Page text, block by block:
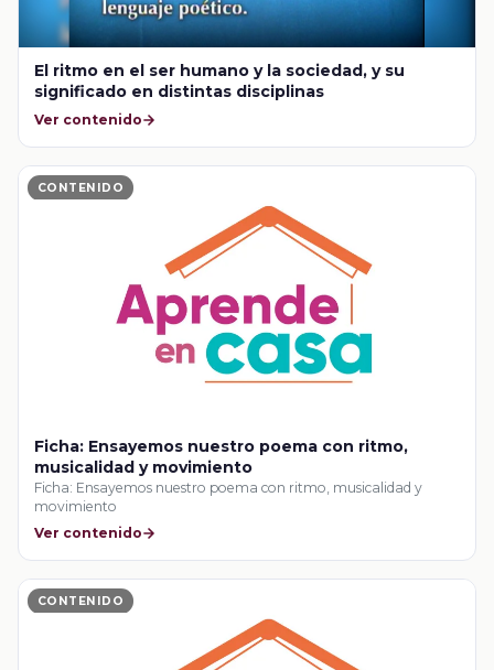
El ritmo en el ser humano y la sociedad, y su
significado en distintas disciplinas
Ver contenido
CONTENIDO
Ficha: Ensayemos nuestro poema con ritmo,
musicalidad y movimiento
Ficha: Ensayemos nuestro poema con ritmo, musicalidad y
movimiento
Ver contenido
CONTENIDO